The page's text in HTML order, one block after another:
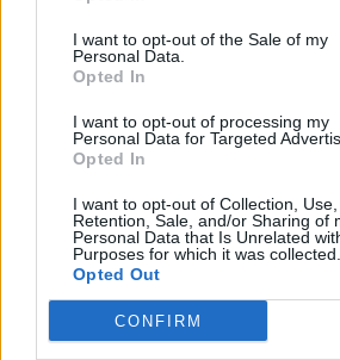
I want to opt-out of the Sale of my
Personal Data.
Opted In
I want to opt-out of processing my
Personal Data for Targeted
Opted In
I want to opt-out of Collection, Use,
Retention, Sale, and/or Sharing of
Personal Data that Is Unrelated
Purposes for which it was collected.
Opted Out
CONFIRM